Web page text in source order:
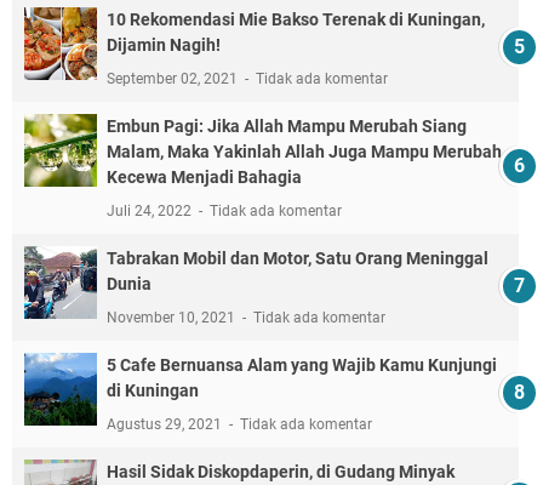
10 Rekomendasi Mie Bakso Terenak di Kuningan,
Dijamin Nagih!
September 02, 2021 Tidak ada komentar
Embun Pagi: Jika Allah Mampu Merubah Siang
Malam, Maka Yakinlah Allah Juga Mampu Merubah
Kecewa Menjadi Bahagia
Juli 24, 2022 Tidak ada komentar
Tabrakan Mobil dan Motor, Satu Orang Meninggal
Dunia
November 10, 2021 Tidak ada komentar
5 Cafe Bernuansa Alam yang Wajib Kamu Kunjungi
di Kuningan
Agustus 29, 2021 Tidak ada komentar
Hasil Sidak Diskopdaperin, di Gudang Minyak